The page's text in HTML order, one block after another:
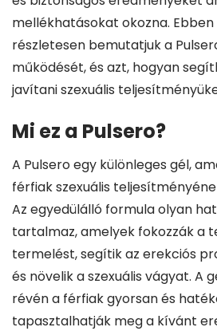
mellékhatásokat okozna.
részletesen bemutatjuk a
működését, és azt, hogyan
javítani szexuális
Mi ez a Pulsero?
A Pulsero egy különleges gél,
férfiak szexuális
Az egyedülálló formula olyan
tartalmaz, amelyek fokozzák a
termelést, segítik az erekciós
és növelik a szexuális vágyat. A
révén a férfiak gyorsan és
tapasztalhatják meg a kívánt